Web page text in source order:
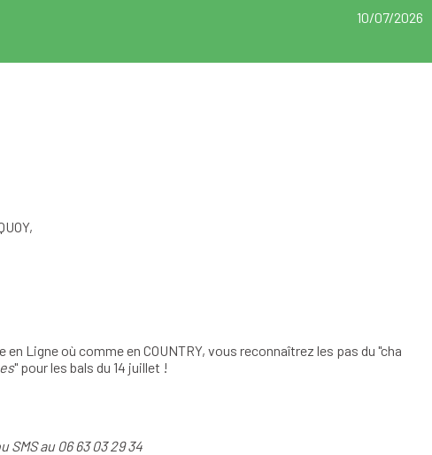
10/07/2026
Ligne où comme en COUNTRY, vous reconnaîtrez les pas du "cha
" pour les bals du 14 juillet !
SMS au 06 63 03 29 34